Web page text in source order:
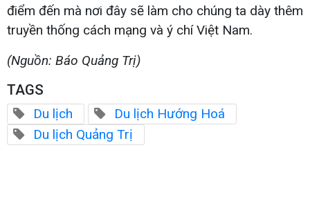
điểm đến mà nơi đây sẽ làm cho chúng ta dày thêm
truyền thống cách mạng và ý chí Việt Nam.
(Nguồn: Báo Quảng Trị)
TAGS
Du lịch
Du lịch Hướng Hoá
Du lịch Quảng Trị